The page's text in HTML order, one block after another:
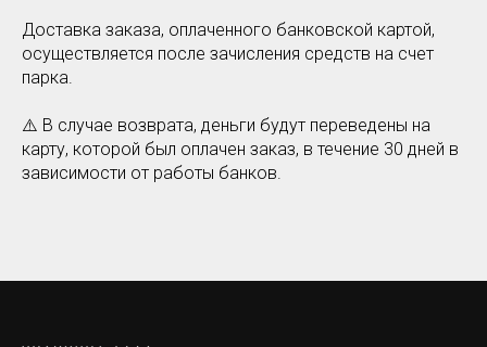
Доставка заказа, оплаченного банковской картой,
осуществляется после зачисления средств на счет
парка.
⚠️ В случае возврата, деньги будут переведены на
карту, которой был оплачен заказ, в течение 30 дней в
зависимости от работы банков.